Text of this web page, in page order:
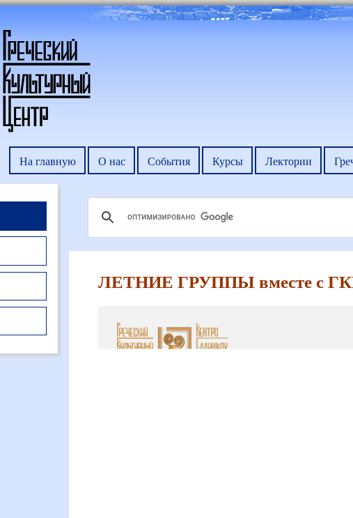
На главную О нас События Курсы Лектории
ЛЕТНИЕ ГРУППЫ вместе с